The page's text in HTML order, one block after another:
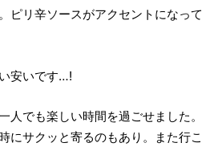
ピリ辛ソースがアクセントになって
安いです…!
人でも楽しい時間を過ごせました。
にサクッと寄るのもあり。また行こ